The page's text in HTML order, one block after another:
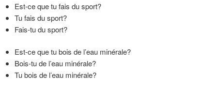
Est-ce que tu fais du sport?
Tu fais du sport?
Fais-tu du sport?
Est-ce que tu bois de l’eau minérale?
Bois-tu de l’eau minérale?
Tu bois de l’eau minérale?